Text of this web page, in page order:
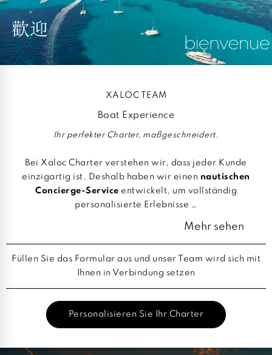
XALOC TEAM
Boat Experience
Ihr perfekter Charter, maßgeschneidert.
Bei Xaloc Charter verstehen wir, dass jeder Kunde
einzigartig ist. Deshalb haben wir einen nautischen
Concierge-Service entwickelt, um vollständig
personalisierte Erlebnisse …
Mehr sehen
Füllen Sie das Formular aus und unser Team wird sich mit
Ihnen in Verbindung setzen
Personalisieren Sie Ihr Charter